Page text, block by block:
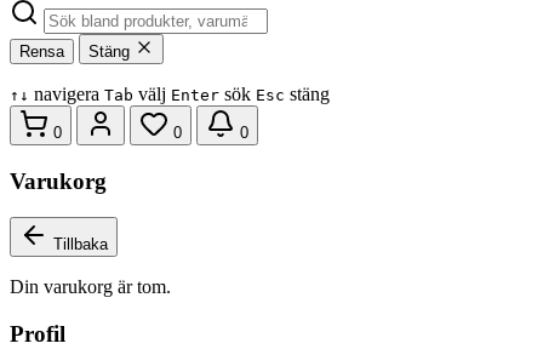
Rensa Stäng
↑ ↓ navigera Tab välj Enter sök Esc stäng
0 0 0
Varukorg
Tillbaka
Din varukorg är tom.
Profil